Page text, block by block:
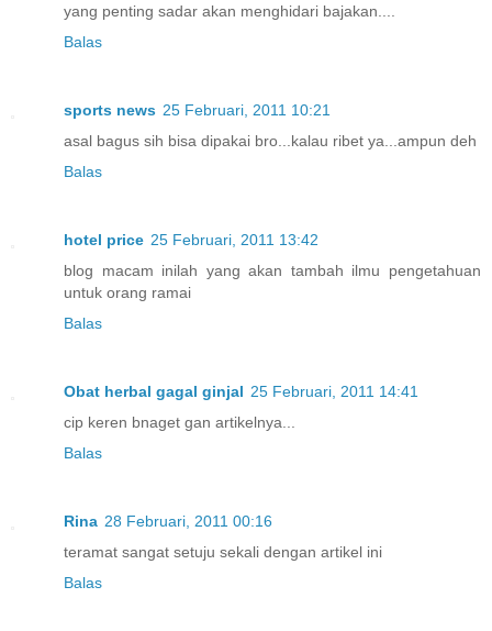
yang penting sadar akan menghidari bajakan....
Balas
sports news 25 Februari, 2011 10:21
asal bagus sih bisa dipakai bro...kalau ribet ya...ampun deh
Balas
hotel price 25 Februari, 2011 13:42
blog macam inilah yang akan tambah ilmu pengetahuan
untuk orang ramai
Balas
Obat herbal gagal ginjal 25 Februari, 2011 14:41
cip keren bnaget gan artikelnya...
Balas
Rina 28 Februari, 2011 00:16
teramat sangat setuju sekali dengan artikel ini
Balas